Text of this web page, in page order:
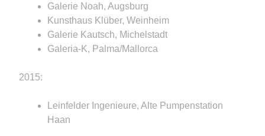
Galerie Noah, Augsburg
Kunsthaus Klüber, Weinheim
Galerie Kautsch, Michelstadt
Galeria-K, Palma/Mallorca
2015:
Leinfelder Ingenieure, Alte Pumpenstation
Haan